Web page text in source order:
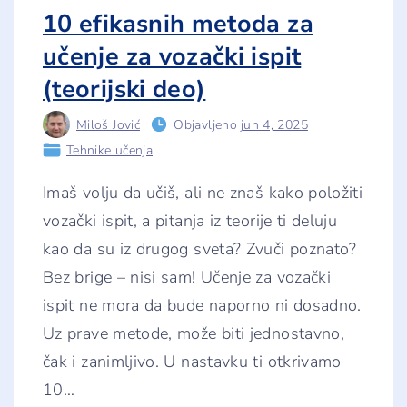
e
n
a
t
a
i
f
z
k
e
k
o
j
e
m
o
ž
e
š
p
r
o
10 efikasnih metoda za
učenje za vozački ispit
(teorijski deo)
Miloš Jović Objavljeno jun 4, 2025
Tehnike učenja
Imaš volju da učiš, ali ne znaš kako položiti
vozački ispit, a pitanja iz teorije ti deluju
kao da su iz drugog sveta? Zvuči poznato?
Bez brige – nisi sam! Učenje za vozački
ispit ne mora da bude naporno ni dosadno.
Uz prave metode, može biti jednostavno,
čak i zanimljivo. U nastavku ti otkrivamo
10…